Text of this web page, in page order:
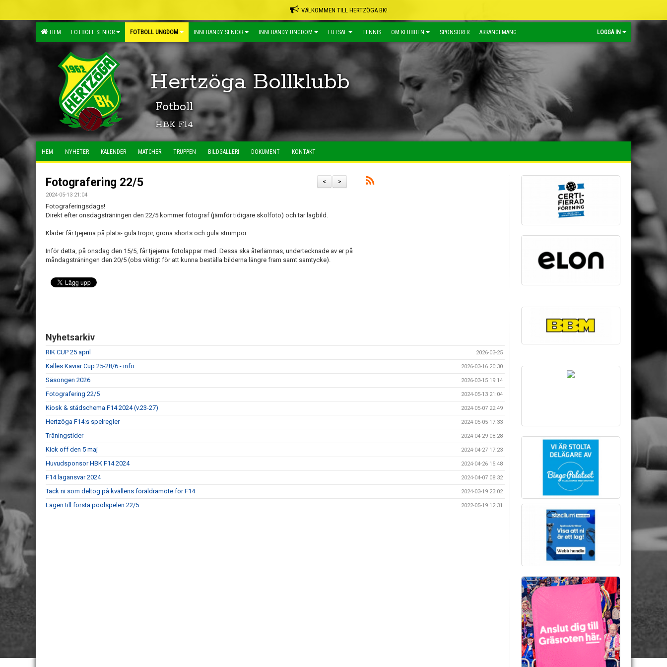
VÄLKOMMEN TILL HERTZÖGA BK!
HEM FOTBOLL SENIOR FOTBOLL UNGDOM INNEBANDY SENIOR INNEBANDY UNGDOM FUTSAL TENNIS OM KLUBBEN SPONSORER ARRANGEMANG LOGGA IN
Hertzöga Bollklubb
Fotboll
HBK F14
HEM NYHETER KALENDER MATCHER TRUPPEN BILDGALLERI DOKUMENT KONTAKT
>
<
Fotografering 22/5
2024-05-13 21:04
Fotograferingsdags!
Direkt efter onsdagsträningen den 22/5 kommer fotograf (jämför tidigare skolfoto) och tar lagbild.
Kläder får tjejerna på plats- gula tröjor, gröna shorts och gula strumpor.
Inför detta, på onsdag den 15/5, får tjejerna fotolappar med. Dessa ska återlämnas, undertecknade av er på
måndagsträningen den 20/5 (obs viktigt för att kunna beställa bilderna längre fram samt samtycke).
Nyhetsarkiv
RIK CUP 25 april 2026-03-25
Kalles Kaviar Cup 25-28/6 - info 2026-03-16 20:30
Säsongen 2026 2026-03-15 19:14
Fotografering 22/5 2024-05-13 21:04
Kiosk & städschema F14 2024 (v.23-27) 2024-05-07 22:49
Hertzöga F14:s spelregler 2024-05-05 17:33
Träningstider 2024-04-29 08:28
Kick off den 5 maj 2024-04-27 17:23
Huvudsponsor HBK F14 2024 2024-04-26 15:48
F14 lagansvar 2024 2024-04-07 08:32
Tack ni som deltog på kvällens föräldramöte för F14 2024-03-19 23:02
Lagen till första poolspelen 22/5 2022-05-19 12:31